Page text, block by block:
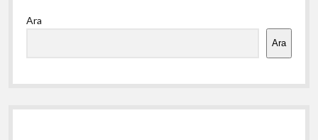
Menü
Ara
Ara